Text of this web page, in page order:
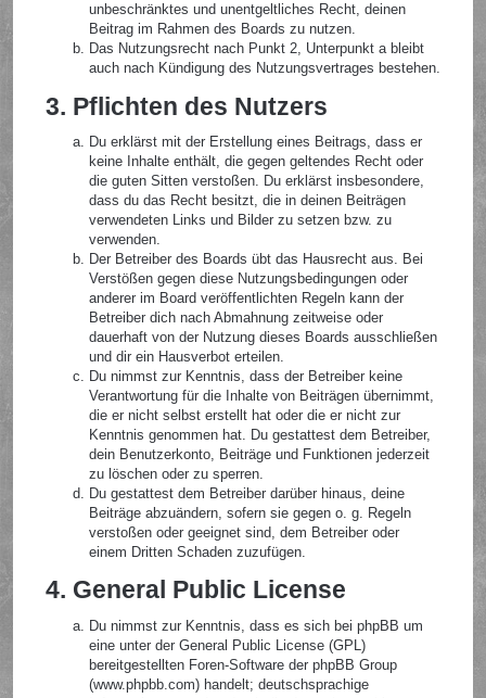
unbeschränktes und unentgeltliches Recht, deinen
Beitrag im Rahmen des Boards zu nutzen.
Das Nutzungsrecht nach Punkt 2, Unterpunkt a bleibt
auch nach Kündigung des Nutzungsvertrages bestehen.
3. Pflichten des Nutzers
Du erklärst mit der Erstellung eines Beitrags, dass er
keine Inhalte enthält, die gegen geltendes Recht oder
die guten Sitten verstoßen. Du erklärst insbesondere,
dass du das Recht besitzt, die in deinen Beiträgen
verwendeten Links und Bilder zu setzen bzw. zu
verwenden.
Der Betreiber des Boards übt das Hausrecht aus. Bei
Verstößen gegen diese Nutzungsbedingungen oder
anderer im Board veröffentlichten Regeln kann der
Betreiber dich nach Abmahnung zeitweise oder
dauerhaft von der Nutzung dieses Boards ausschließen
und dir ein Hausverbot erteilen.
Du nimmst zur Kenntnis, dass der Betreiber keine
Verantwortung für die Inhalte von Beiträgen übernimmt,
die er nicht selbst erstellt hat oder die er nicht zur
Kenntnis genommen hat. Du gestattest dem Betreiber,
dein Benutzerkonto, Beiträge und Funktionen jederzeit
zu löschen oder zu sperren.
Du gestattest dem Betreiber darüber hinaus, deine
Beiträge abzuändern, sofern sie gegen o. g. Regeln
verstoßen oder geeignet sind, dem Betreiber oder
einem Dritten Schaden zuzufügen.
4. General Public License
Du nimmst zur Kenntnis, dass es sich bei phpBB um
eine unter der General Public License (GPL)
bereitgestellten Foren-Software der phpBB Group
(www.phpbb.com) handelt; deutschsprachige